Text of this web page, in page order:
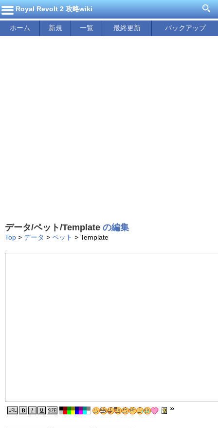
Royal Revolt 2 攻略wiki
ホーム 新規 一覧 最終更新 バックアップ
データ/ペット/Template の編集
Top > データ > ペット > Template